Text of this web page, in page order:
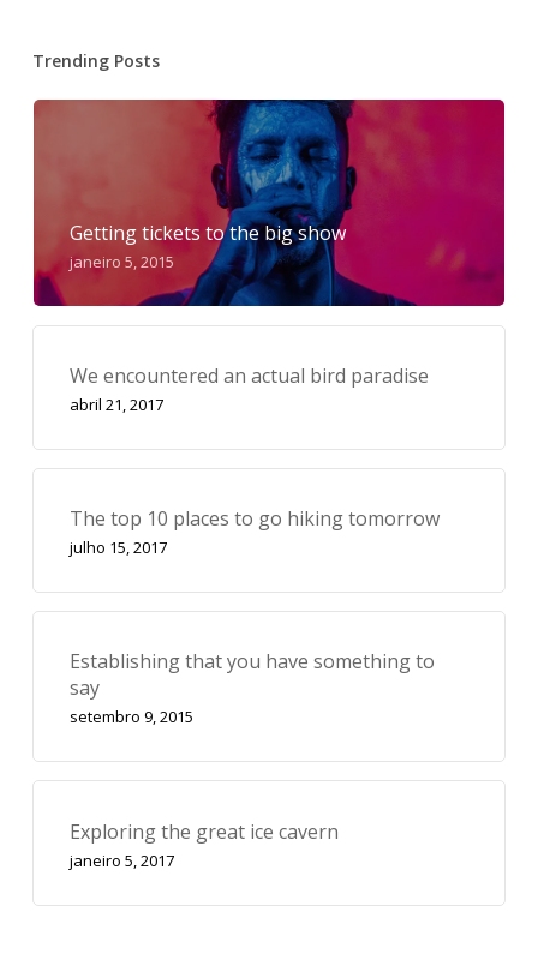
Trending Posts
Getting tickets to the big show
janeiro 5, 2015
We encountered an actual bird paradise
abril 21, 2017
The top 10 places to go hiking tomorrow
julho 15, 2017
Establishing that you have something to
say
setembro 9, 2015
Exploring the great ice cavern
janeiro 5, 2017